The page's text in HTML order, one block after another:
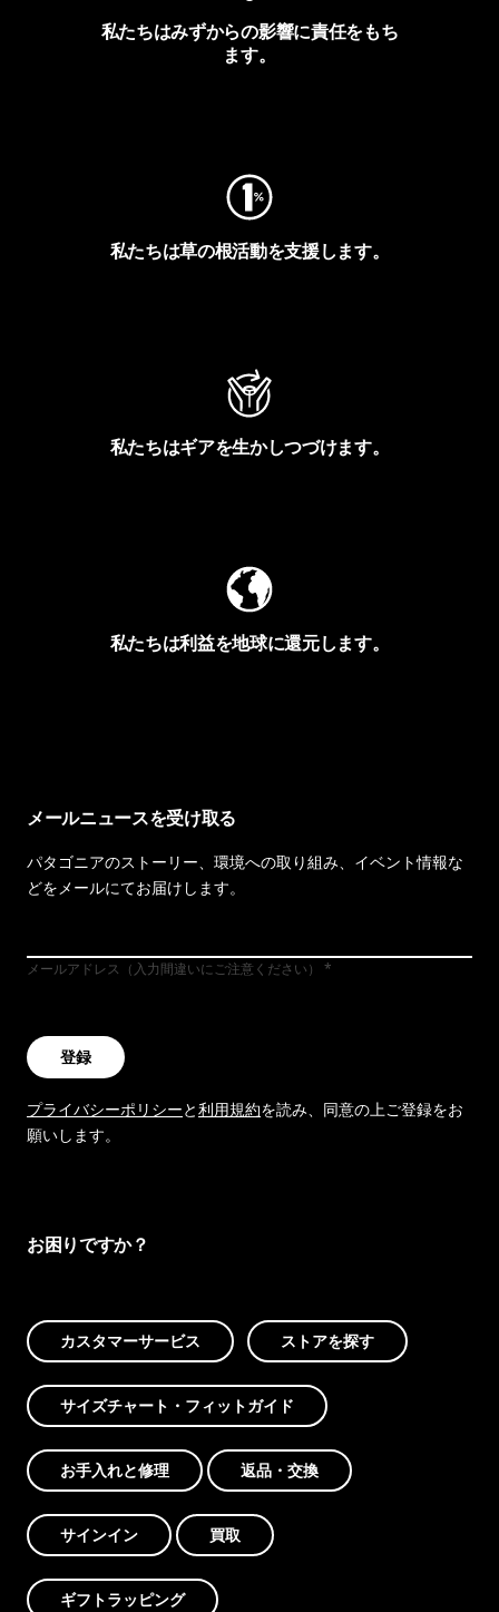
私たちはみずからの影響に責任をもち
ます。
私たちは草の根活動を支援します。
私たちはギアを生かしつづけます。
私たちは利益を地球に還元します。
メールニュースを受け取る
パタゴニアのストーリー、環境への取り組み、イベント情報な
どをメールにてお届けします。
メールアドレス（入力間違いにご注意ください）
登録
プライバシーポリシーと利用規約を読み、同意の上ご登録をお
願いします。
お困りですか？
カスタマーサービス ストアを探す
サイズチャート・フィットガイド
お手入れと修理 返品・交換
サインイン 買取
ギフトラッピング